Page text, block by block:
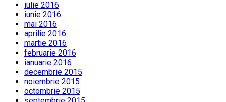
iulie 2016
iunie 2016
mai 2016
aprilie 2016
martie 2016
februarie 2016
ianuarie 2016
decembrie 2015
noiembrie 2015
octombrie 2015